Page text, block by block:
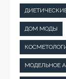
ДОМ МОДЫ
МОДЕЛЬНОЕ